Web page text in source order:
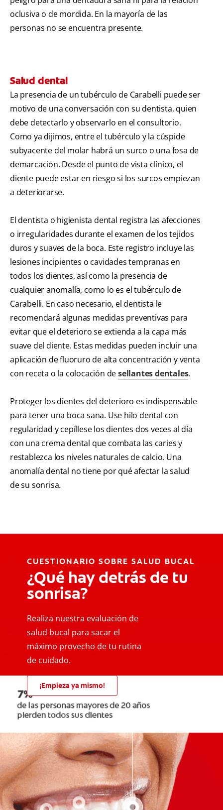
oclusiva o de mordida. En la mayoría de las
personas no se encuentra presente.
Salud dental
La presencia de un tubérculo de Carabelli puede ser
motivo de una conversación con su dentista, quien
debe detectarlo y observarlo en el consultorio.
Como ya dijimos, entre el tubérculo y la cúspide
subyacente del molar habrá un surco o una fosa de
demarcación. Desde el punto de vista clínico, el
diente puede estar en riesgo si los surcos empiezan
a deteriorarse.
El dentista o higienista dental registra las afecciones
o irregularidades durante el examen de los tejidos
duros y suaves de la boca. Este registro incluye las
lesiones incipientes o cavidades tempranas en
todos los dientes, así como la presencia de
cualquier anomalía, como lo es el tubérculo de
Carabelli. En caso necesario, el dentista le
recomendará algunas medidas preventivas para
evitar que el deterioro se extienda a la capa más
suave del diente. Estas medidas pueden incluir una
aplicación de fluoruro de alta concentración y venta
con receta o la colocación desellantes dentales.
Proteger los dientes del deterioro es indispensable
para tener una boca sana. Use hilo dental con
regularidad y cepíllese los dientes dos veces al día
con una crema dental que combata las caries y
restablezca los niveles naturales de calcio. Una
anomalía dental no tiene por qué afectar la salud
de su sonrisa.
CUESTIONARIO SOBRE SALUD BUCAL
¿Qué hay detrás de tu
sonrisa?
Realiza nuestra evaluación de
salud bucal para sacar el
máximo provecho de tu rutina
de cuidado.
¡Empieza ya mismo!